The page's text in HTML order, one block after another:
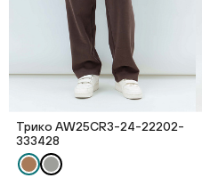
Трико AW25CR3-24-22202-
333428